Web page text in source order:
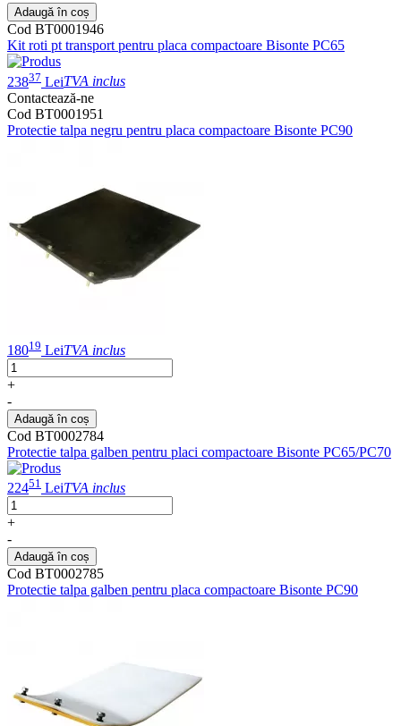
Adaugă în coș
Cod BT0001946
Kit roti pt transport pentru placa compactoare Bisonte PC65
23837 LeiTVA inclus
Contactează-ne
Cod BT0001951
Protectie talpa negru pentru placa compactoare Bisonte PC90
18019 LeiTVA inclus
+
-
Adaugă în coș
Cod BT0002784
Protectie talpa galben pentru placi compactoare Bisonte PC65/PC70
22451 LeiTVA inclus
+
-
Adaugă în coș
Cod BT0002785
Protectie talpa galben pentru placa compactoare Bisonte PC90